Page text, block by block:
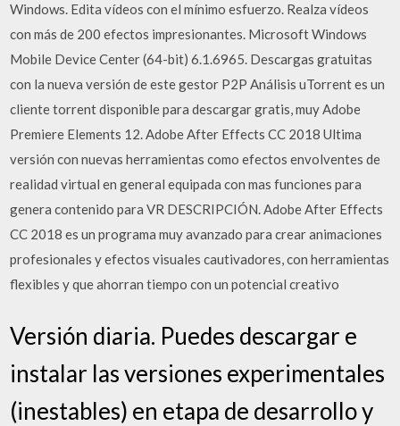
Windows. Edita vídeos con el mínimo esfuerzo. Realza vídeos
con más de 200 efectos impresionantes. Microsoft Windows
Mobile Device Center (64-bit) 6.1.6965. Descargas gratuitas
con la nueva versión de este gestor P2P Análisis uTorrent es un
cliente torrent disponible para descargar gratis, muy Adobe
Premiere Elements 12. Adobe After Effects CC 2018 Ultima
versión con nuevas herramientas como efectos envolventes de
realidad virtual en general equipada con mas funciones para
genera contenido para VR DESCRIPCIÓN. Adobe After Effects
CC 2018 es un programa muy avanzado para crear animaciones
profesionales y efectos visuales cautivadores, con herramientas
flexibles y que ahorran tiempo con un potencial creativo
Versión diaria. Puedes descargar e
instalar las versiones experimentales
(inestables) en etapa de desarrollo y